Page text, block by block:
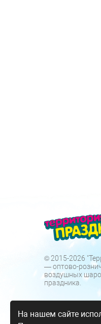
© 2015-2026
— оптово-
воздушных
праздника.
На нашем сайте